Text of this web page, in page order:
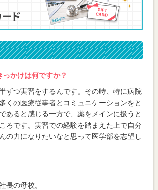
かけは何ですか？
ずつ実習をするんです。その時、特に病院
くの医療従事者とコミュニケーションをと
あると感じる一方で、薬をメインに扱うと
ろです。実習での経験を踏まえた上で自分
の力になりたいなと思って医学部を志望し
長の母校。